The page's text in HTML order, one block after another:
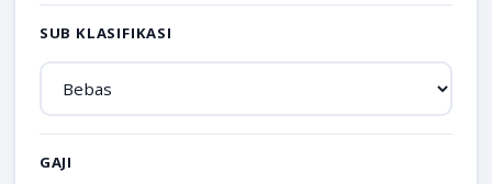
SUB KLASIFIKASI
GAJI